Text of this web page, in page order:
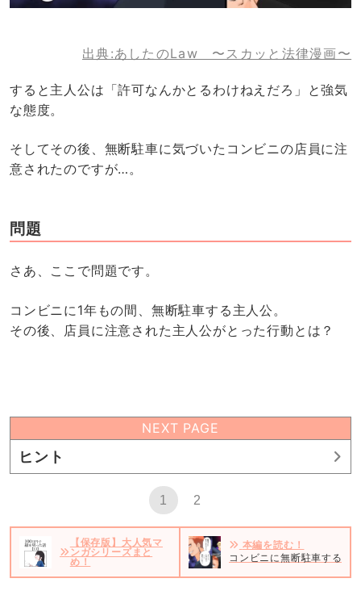
出典:あしたのLaw 〜スカッと法律漫画〜
すると主人公は「許可なんかとるわけねえだろ」と強気
な態度。
そしてその後、無断駐車に気づいたコンビニの店員に注
意されたのですが…。
問題
さあ、ここで問題です。
コンビニに1年もの間、無断駐車する主人公。
その後、店員に注意された主人公がとった行動とは？
NEXT PAGE
ヒント
1 2
【保存版】大人気マ
ンガシリーズまと
め！
本編を読む！
コンビニに無断駐車する迷